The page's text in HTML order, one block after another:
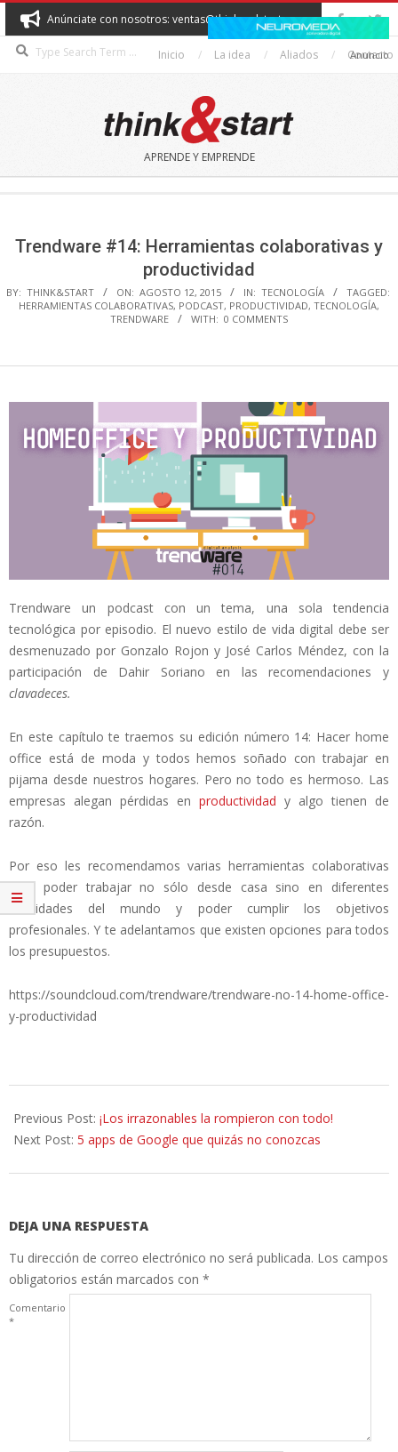
Skip
to
content
Anúnciate con nosotros: ventas@thinkandstart.com
Inicio La idea Aliados Contacto
THINK&START
APRENDE Y EMPRENDE
Anuncio
Trendware #14: Herramientas colaborativas y
productividad
BY: THINK&START ON: AGOSTO 12, 2015 IN: TECNOLOGÍA
TAGGED:
HERRAMIENTAS COLABORATIVAS, PODCAST, PRODUCTIVIDAD, TECNOLOGÍA,
TRENDWARE
WITH: 0 COMMENTS
Trendware un podcast con un tema, una sola tendencia
tecnológica por episodio. El nuevo estilo de vida digital debe ser
desmenuzado por Gonzalo Rojon y José Carlos Méndez, con la
participación de Dahir Soriano en las recomendaciones y
clavadeces.
En este capítulo te traemos su edición número 14: Hacer home
office está de moda y todos hemos soñado con trabajar en
pijama desde nuestros hogares. Pero no todo es hermoso. Las
empresas alegan pérdidas en productividad y algo tienen de
razón.
Por eso les recomendamos varias herramientas colaborativas
para poder trabajar no sólo desde casa sino en diferentes
localidades del mundo y poder cumplir los objetivos
profesionales. Y te adelantamos que existen opciones para todos
los presupuestos.
https://soundcloud.com/trendware/trendware-no-14-home-office-
y-productividad
08-
12
Previous Post: ¡Los irrazonables la rompieron con todo!
Next Post: 5 apps de Google que quizás no conozcas
DEJA UNA RESPUESTA
Tu dirección de correo electrónico no será publicada. Los campos
obligatorios están marcados con *
Comentario
*